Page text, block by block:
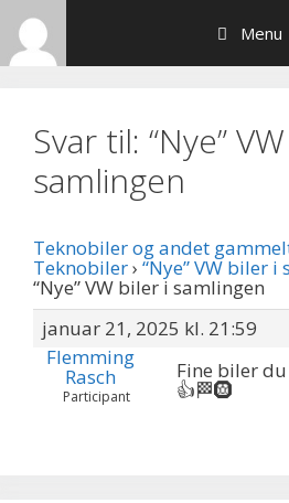
Hop
indhold
Menu
Svar til: “Nye”
samlingen
Teknobiler og andet
Teknobiler› “Nye” VW biler i
“Nye” VW biler i samlingen
januar 21, 2025 kl. 21:59
Flemming
Rasch
Participant
Fine biler
👍🏁🛞